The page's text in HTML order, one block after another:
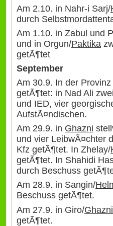
Am 2.10. in Nahr-i Sarj/
durch
Am 1.10. in Zabul und
und in Orgun/Paktika
getÃ¶tet
September
Am 30.9. In der Provinz
getÃ¶tet: in Nad Ali
und IED, vier
AufstÃ¤ndischen.
Am 29.9. in Ghazni
und vier LeibwÃ¤chter
Kfz getÃ¶tet. In Zhelay/
getÃ¶tet. In Shahidi
durch Beschuss
Am 28.9. in Sangin/
Beschuss getÃ¶tet.
Am 27.9. in Giro/Ghazni
getÃ¶tet.